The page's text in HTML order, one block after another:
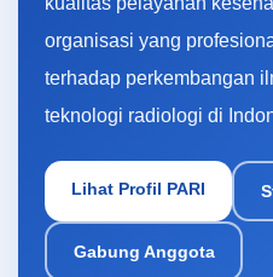
organisasi yang
terhadap perkembangan
teknologi radiologi di
Lihat Profil PARI
Gabung Anggota